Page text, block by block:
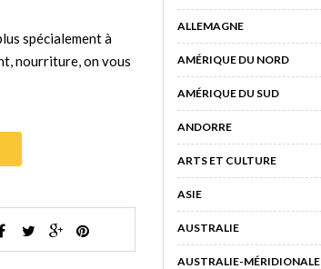
spécialement à
nourriture, on vous
ALLEMAGNE
AMÉRIQUE DU NORD
AMÉRIQUE DU SUD
ANDORRE
ARTS ET CULTURE
ASIE
AUSTRALIE
AUSTRALIE-MÉRIDIONALE